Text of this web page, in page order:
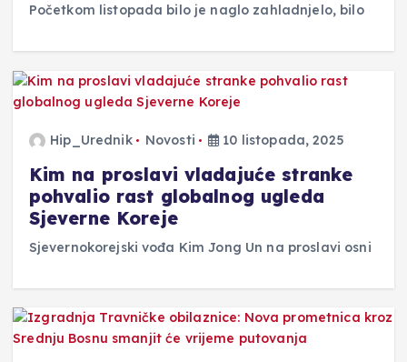
Početkom listopada bilo je naglo zahladnjelo, bilo
Hip_Urednik Novosti 10 listopada, 2025
Kim na proslavi vladajuće stranke
pohvalio rast globalnog ugleda
Sjeverne Koreje
Sjevernokorejski vođa Kim Jong Un na proslavi osni